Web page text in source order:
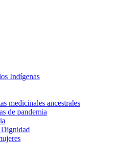
Indígenas
medicinales ancestrales
de pandemia